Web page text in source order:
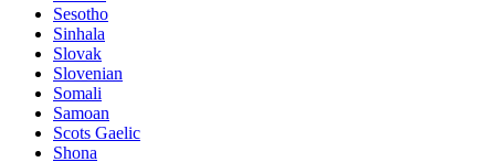
Sesotho
Sinhala
Slovak
Slovenian
Somali
Samoan
Scots Gaelic
Shona